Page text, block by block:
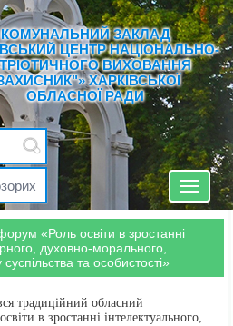
КОМУНАЛЬНИЙ ЗАКЛАД
ЦЕНТР НАЦІОНАЛЬНО-
ВИХОВАННЯ
ХАРКІВСЬКОЇ
ОБЛАСНОЇ РАДИ
Toggle
«Роль освіти в зростанні
духовно-морального,
та особистості»
традиційний обласний
в зростанні інтелектуального,